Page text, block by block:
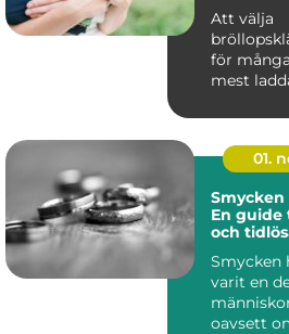
Att välja
för
mest
01.
En guide
och
Smycken
varit en
oavsett